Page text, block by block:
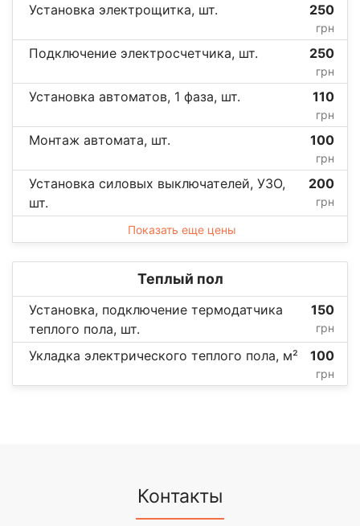
Установка электрощитка, шт. 250
грн
Подключение электросчетчика, шт. 250
грн
Установка автоматов, 1 фаза, шт. 110
грн
Монтаж автомата, шт. 100
грн
Установка силовых выключателей, УЗО,
шт.
200
грн
Показать еще цены
Теплый пол
Установка, подключение термодатчика
теплого пола, шт.
150
грн
Укладка электрического теплого пола, м² 100
грн
Контакты